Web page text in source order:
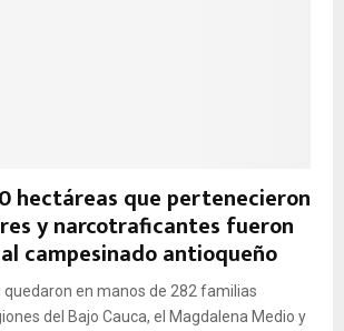
hectáreas que pertenecieron
y narcotraficantes fueron
campesinado antioqueño
quedaron en manos de 282 familias
del Bajo Cauca, el Magdalena Medio y